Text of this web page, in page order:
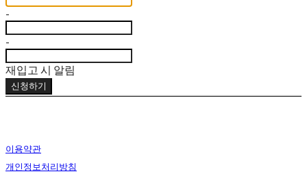
-
-
재입고 시 알림
신청하기
이용약관
개인정보처리방침